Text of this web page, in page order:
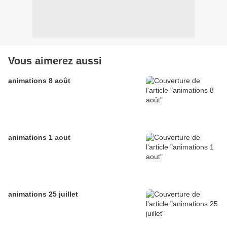
Vous aimerez aussi
animations 8 août
animations 1 aout
animations 25 juillet